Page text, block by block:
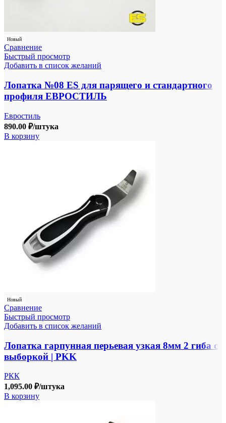
Новый
Сравнение
Быстрый просмотр
Добавить в список желаний
Лопатка №08 ES для парящего и стандартного
профиля ЕВРОСТИЛЬ
Евростиль
890.00 ₽/штука
В корзину
Новый
Сравнение
Быстрый просмотр
Добавить в список желаний
Лопатка гарпунная перьевая узкая 8мм 2 гиба с
выборкой | PKK
РКК
1,095.00 ₽/штука
В корзину